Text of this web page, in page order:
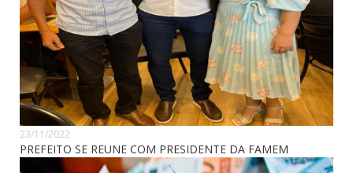
23/11/2022
PREFEITO SE REUNE COM PRESIDENTE DA FAMEM